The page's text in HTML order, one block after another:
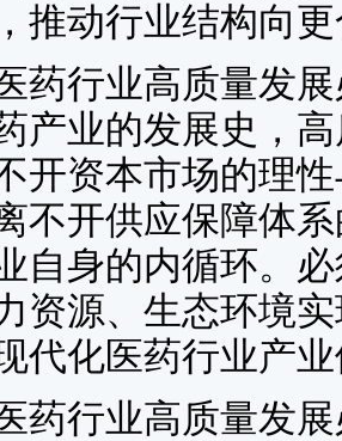
推动行业结构向
行业高质量发展
产业的发展史，
开资本市场的理
不开供应保障体
自身的内循环。
资源、生态环境
代化医药行业产
行业高质量发展